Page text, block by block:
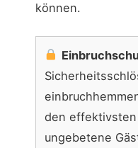
können.
den
ungebetene